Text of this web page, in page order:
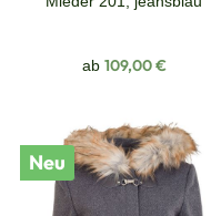
Regulärer Preis:
ab 109,00 €
Neu